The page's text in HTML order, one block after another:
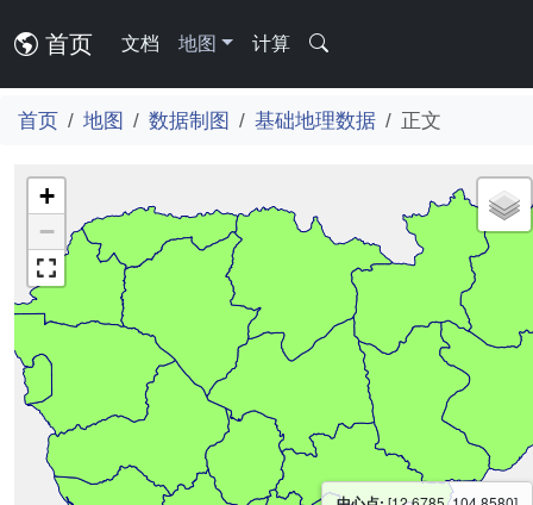
首页 文档 地图 计算
首页 地图 数据制图 基础地理数据 正文
+
−